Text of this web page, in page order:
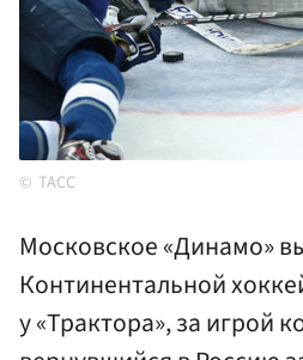
ТАСС
Московское «Динамо»
Континентальной
у «Трактора», за игрой